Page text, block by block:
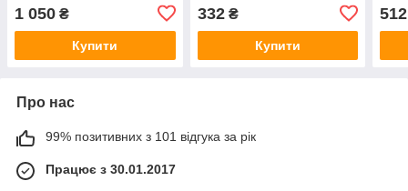
1 050 ₴
Купити
332₴
Купити
250
512
Про нас
99% позитивних з 101 відгука за рік
Працює з 30.01.2017